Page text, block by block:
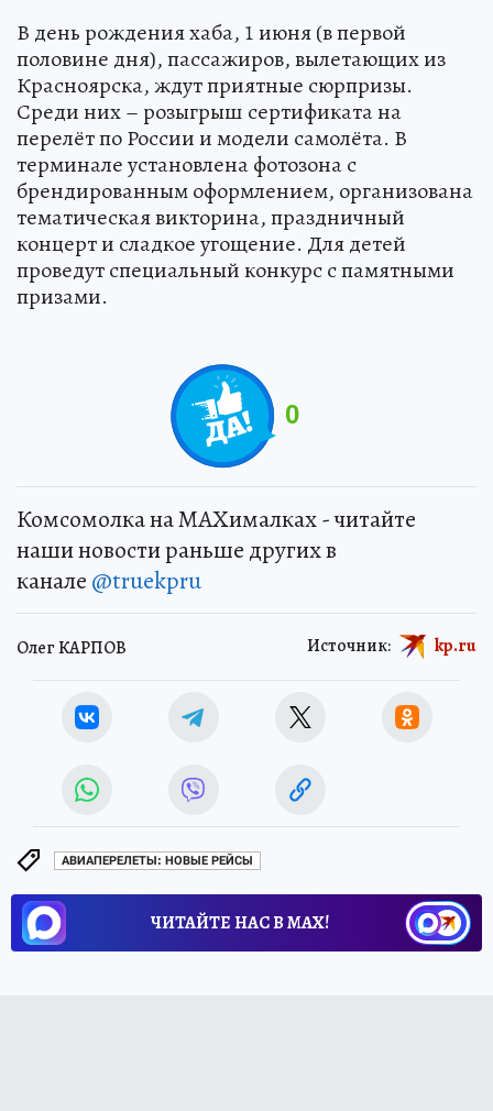
В день рождения хаба, 1 июня (в первой
половине дня), пассажиров, вылетающих из
Красноярска, ждут приятные сюрпризы.
Среди них – розыгрыш сертификата на
перелёт по России и модели самолёта. В
терминале установлена фотозона с
брендированным оформлением, организована
тематическая викторина, праздничный
концерт и сладкое угощение. Для детей
проведут специальный конкурс с памятными
призами.
0
Комсомолка на MAXималках - читайте
наши новости раньше других в
канале @truekpru
Олег КАРПОВ Источник: kp.ru
АВИАПЕРЕЛЕТЫ: НОВЫЕ РЕЙСЫ
ЧИТАЙТЕ НАС В МАХ!